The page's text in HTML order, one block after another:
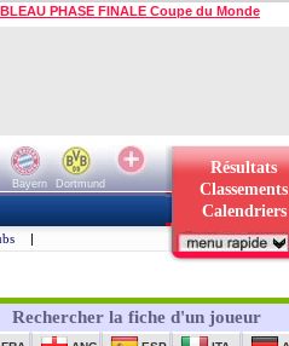
PHASE FINALE Coupe du Monde
Bayern
Dortmund
Résultats
Classements
Calendriers
|